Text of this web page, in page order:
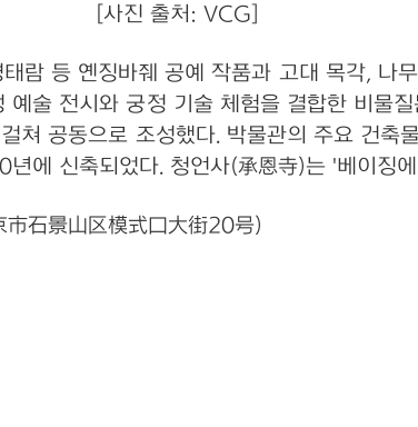
[사진 출처: VCG]
람 등 옌징바줴 공예 작품과 고대 목각, 나
술 전시와 궁정 기술 체험을 결합한 비물
쳐 공동으로 조성했다. 박물관의 주요 건축
에 신축되었다. 청언사(承恩寺)는 '베이징
石景山区模式口大街20号)